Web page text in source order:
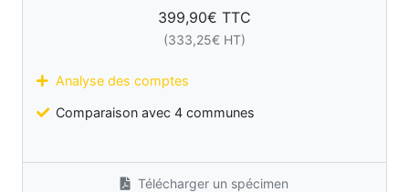
399,90€ TTC
(333,25€ HT)
Analyse des comptes
Comparaison avec 4 communes
Télécharger un spécimen